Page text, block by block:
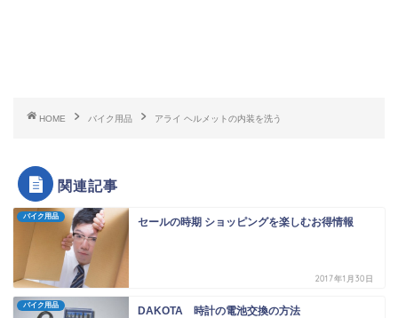
HOME バイク用品 アライ ヘルメットの内装を洗う
関連記事
バイク用品 セールの時期 ショッピングを楽しむお得情報
2017年1月30日
バイク用品 DAKOTA 時計の電池交換の方法